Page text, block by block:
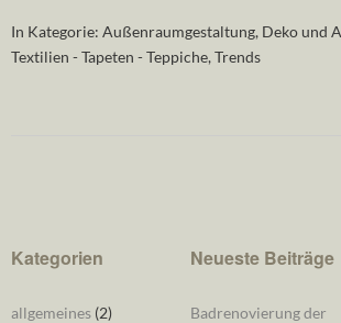
In Kategorie: Außenraumgestaltung, Deko und
Textilien - Tapeten - Teppiche,Trends
Kategorien
allgemeines (2)
Neueste Beiträge
Badrenovierung der